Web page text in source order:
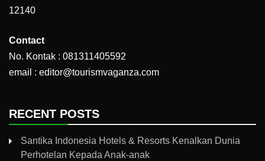
12140
Contact
No. Kontak : 081311405592
email : editor@tourismvaganza.com
RECENT POSTS
Santika Indonesia Hotels & Resorts Kenalkan Dunia
Perhotelan Kepada Anak-anak